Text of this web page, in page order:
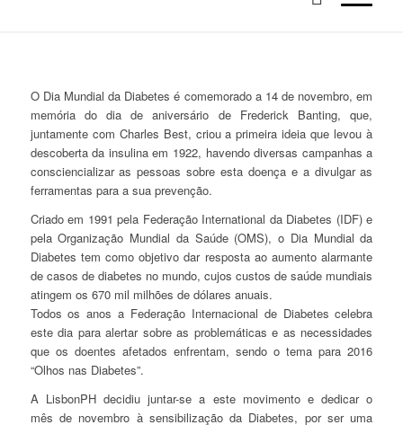
O Dia Mundial da Diabetes é comemorado a 14 de novembro, em
memória do dia de aniversário de Frederick Banting, que,
juntamente com Charles Best, criou a primeira ideia que levou à
descoberta da insulina em 1922, havendo diversas campanhas a
consciencializar as pessoas sobre esta doença e a divulgar as
ferramentas para a sua prevenção.
Criado em 1991 pela Federação International da Diabetes (IDF) e
pela Organização Mundial da Saúde (OMS), o Dia Mundial da
Diabetes tem como objetivo dar resposta ao aumento alarmante
de casos de diabetes no mundo, cujos custos de saúde mundiais
atingem os 670 mil milhões de dólares anuais.
Todos os anos a Federação Internacional de Diabetes celebra
este dia para alertar sobre as problemáticas e as necessidades
que os doentes afetados enfrentam, sendo o tema para 2016
“Olhos nas Diabetes”.
A LisbonPH decidiu juntar-se a este movimento e dedicar o
mês de novembro à sensibilização da Diabetes, por ser uma